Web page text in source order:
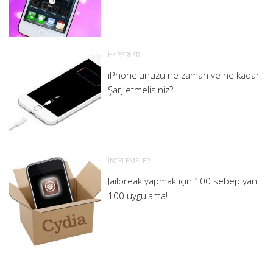
HABERLER
iPhone'unuzu ne zaman ve ne kadar
Şarj etmelisiniz?
İNCELEMELER
Jailbreak yapmak için 100 sebep yani
100 uygulama!